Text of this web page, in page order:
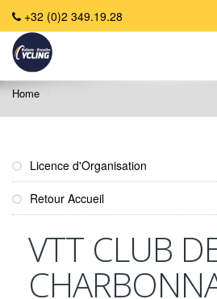
+32 (0)2 349.19.28
Home
Licence d'Organisation
Retour Accueil
VTT CLUB